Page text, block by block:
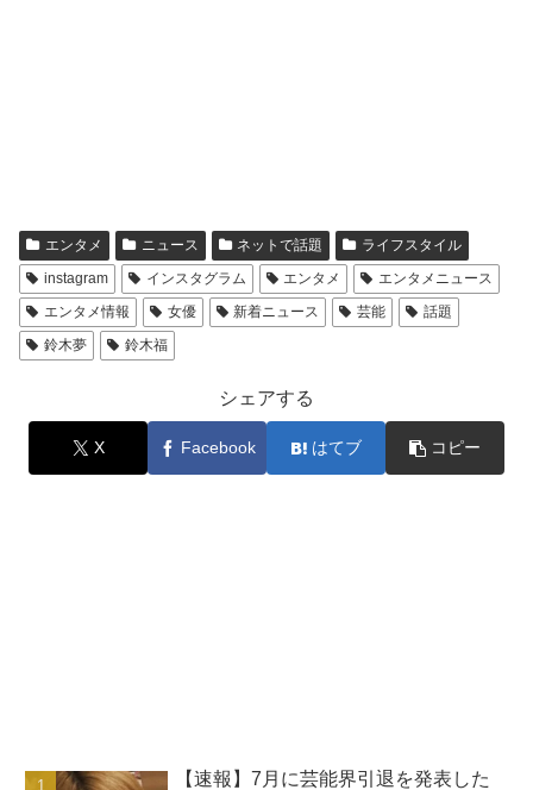
エンタメ ニュース ネットで話題
ライフスタイル
instagram
インスタグラム エンタメ
エンタメニュース
エンタメ情報
女優 新着ニュース 芸能
話題
鈴木夢
鈴木福
シェアする
X Facebook はてブ コピー
【速報】7月に芸能界引退を発表した